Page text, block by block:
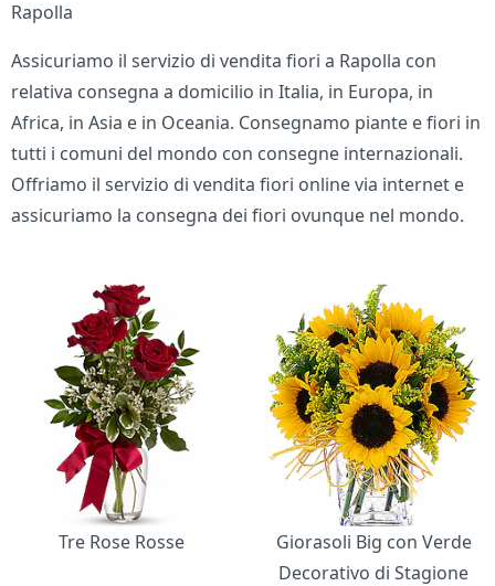
Rapolla
Assicuriamo il servizio di vendita fiori a Rapolla con
relativa consegna a domicilio in Italia, in Europa, in
Africa, in Asia e in Oceania. Consegnamo piante e fiori in
tutti i comuni del mondo con consegne internazionali.
Offriamo il servizio di vendita fiori online via internet e
assicuriamo la consegna dei fiori ovunque nel mondo.
Bouquet di fiori
Tre Rose Rosse
Giorasoli Big con Verde
Decorativo di Stagione